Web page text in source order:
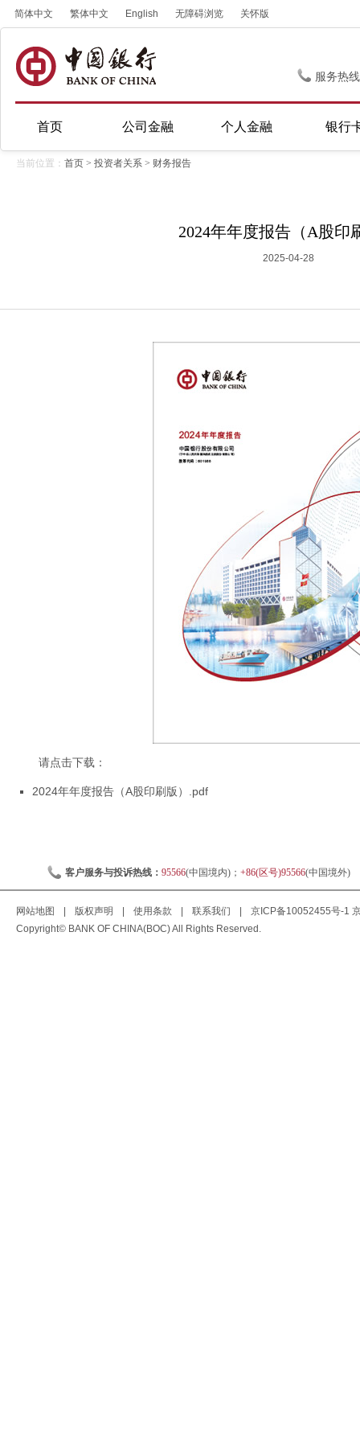
简体中文 繁体中文 English 无障碍浏览 关怀版
服务热
首页 公司金融 个人金融 银行
当前位置： 首页 > 投资者关系 > 财务报告
2024年年度报告（A股印
2025-04-28
请点击下载：
2024年年度报告（A股印刷版）.pdf
客户服务与投诉热线： 95566(中国境内)； +86(区号)95566(中国境外)
网站地图 版权声明 使用条款 联系我们 京ICP备10052455号-1
Copyright© BANK OF CHINA(BOC) All Rights Reserved.